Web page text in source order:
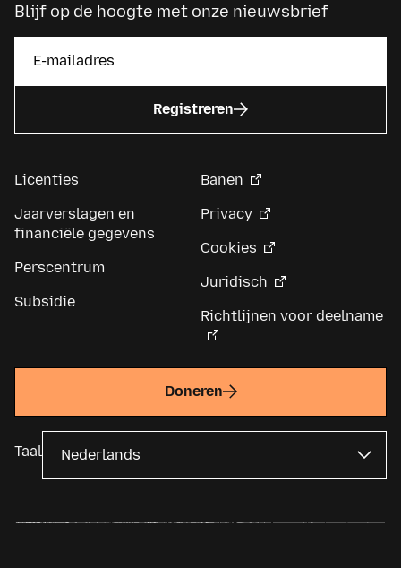
Blijf op de hoogte met onze nieuwsbrief
Registreren
Licenties
Jaarverslagen en
financiële gegevens
Perscentrum
Subsidie
Banen
Privacy
Cookies
Juridisch
Richtlijnen voor deelname
Doneren
Taal